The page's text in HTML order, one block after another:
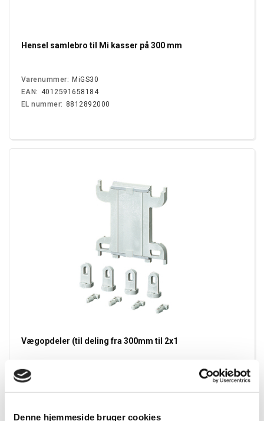
Denne hjemmeside bruger cookies
Hensel samlebro til Mi kasser på 300 mm
Varenummer: MiGS30
EAN: 4012591658184
EL nummer: 8812892000
Vægopdeler (til deling fra 300mm til 2x1
Varenummer: